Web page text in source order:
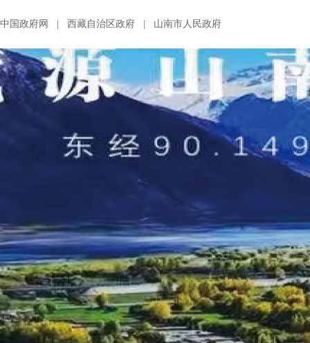
中国政府网 西藏自治区政府 山南市人民政府